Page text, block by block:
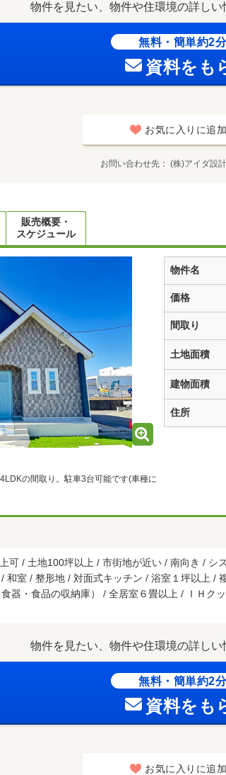
物件を見たい、物件や住環境の詳しい
無料・簡単約2分
資料をも
お気に入りに追
お問い合わせ先 (株)アイダ設
販売概要・
スケジュール
の間取り。駐車3台可能です(車種に
物件名
価格
間取り
土地面積
建物面積
住所
可 / 土地100坪以上 / 市街地が近い / 南向き /
和室 / 整形地 / 対面式キッチン / 浴室１坪以上 /
器・食品の収納庫） / 全居室６畳以上 / ＩＨク
物件を見たい、物件や住環境の詳しい
無料・簡単約2分
資料をも
お気に入りに追